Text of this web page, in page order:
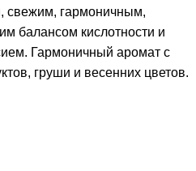
свежим, гармоничным,
балансом кислотности и
Гармоничный аромат с
груши и весенних цветов.